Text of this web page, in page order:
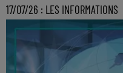
17/07/26 : LES INFORMATIONS